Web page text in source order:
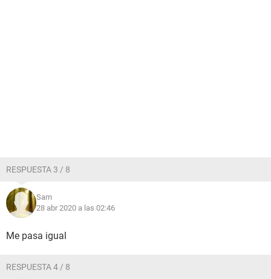
RESPUESTA 3 / 8
Sam
28 abr 2020 a las 02:46
Me pasa igual
RESPUESTA 4 / 8